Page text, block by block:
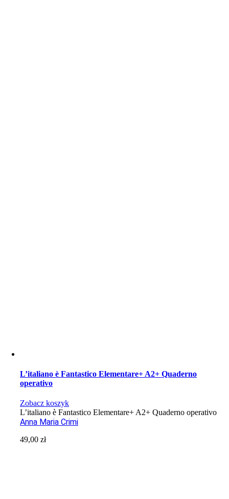
L’italiano è Fantastico Elementare+ A2+ Quaderno
operativo
Zobacz koszyk
L’italiano è Fantastico Elementare+ A2+ Quaderno operativo
Anna Maria Crimi
49,00zł